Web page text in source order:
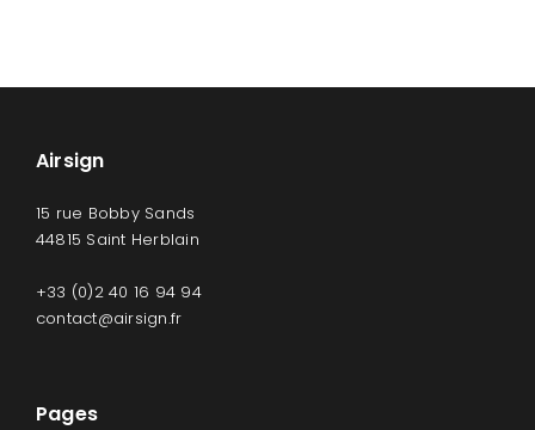
Airsign
15 rue Bobby Sands
44815 Saint Herblain
+33 (0)2 40 16 94 94
contact@airsign.fr
Pages